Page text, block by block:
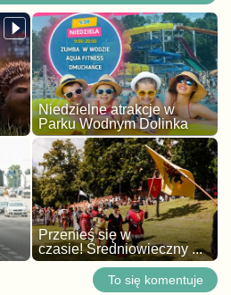
Niedzielne atrakcje w
Parku Wodnym Dolinka
Przenieś się w
czasie! Średniowieczny ...
To się komentuje